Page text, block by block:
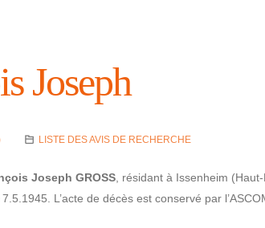
Joseph
LISTE DES AVIS DE RECHERCHE
Joseph GROSS , rési­dant à Issen­heim
L’acte de décès est conservé par